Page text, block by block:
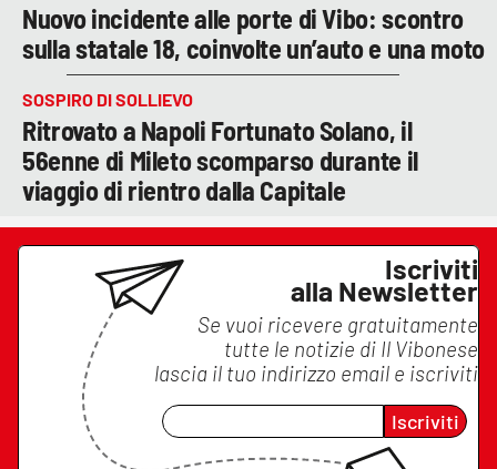
Nuovo incidente alle porte di Vibo: scontro
sulla statale 18, coinvolte un’auto e una moto
SOSPIRO DI SOLLIEVO
Ritrovato a Napoli Fortunato Solano, il
56enne di Mileto scomparso durante il
viaggio di rientro dalla Capitale
Iscriviti
alla Newsletter
Se vuoi ricevere gratuitamente
tutte le notizie di Il Vibonese
lascia il tuo indirizzo email e iscriviti
Iscriviti